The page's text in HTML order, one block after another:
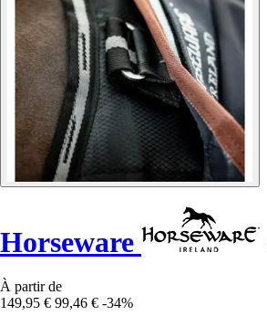
Horseware
À partir de
149,95 € 99,46 € -34%